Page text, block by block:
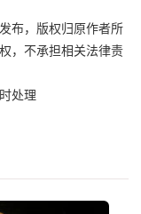
布，版权归原作者所
，不承担相关法律责
处理